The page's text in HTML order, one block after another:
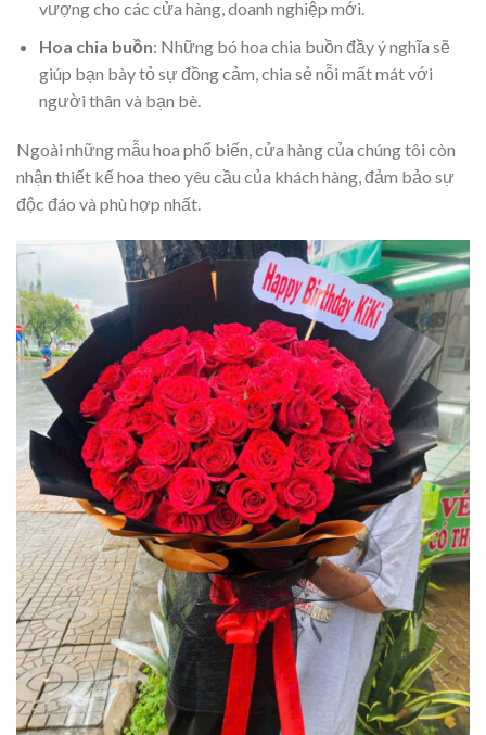
vượng cho các cửa hàng, doanh nghiệp mới.
Hoa chia buồn: Những bó hoa chia buồn đầy ý nghĩa sẽ
giúp bạn bày tỏ sự đồng cảm, chia sẻ nỗi mất mát với
người thân và bạn bè.
Ngoài những mẫu hoa phổ biến, cửa hàng của chúng tôi còn
nhận thiết kế hoa theo yêu cầu của khách hàng, đảm bảo sự
độc đáo và phù hợp nhất.